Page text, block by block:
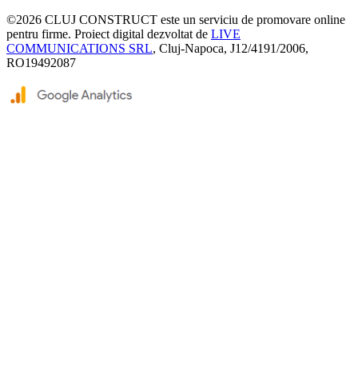
©2026 CLUJ CONSTRUCT este un serviciu de promovare online
pentru firme. Proiect digital dezvoltat de LIVE
COMMUNICATIONS SRL, Cluj-Napoca, J12/4191/2006,
RO19492087